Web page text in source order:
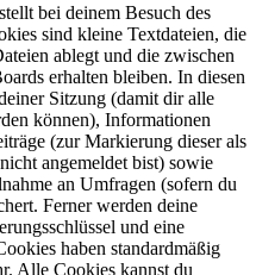
bei deinem Besuch des
sind kleine Textdateien, die
ablegt und die zwischen
erhalten bleiben. In diesen
Sitzung (damit dir alle
können), Informationen
(zur Markierung dieser als
angemeldet bist) sowie
an Umfragen (sofern du
Ferner werden deine
und eine
haben standardmäßig
Alle Cookies kannst du